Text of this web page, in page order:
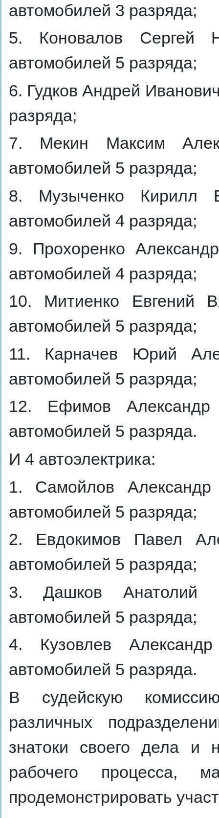
автомобилей 3 разряда;
5. Коновалов Сергей
автомобилей 5 разряда;
6. Гудков Андрей
разряда;
7. Мекин Максим
автомобилей 5 разряда;
8. Музыченко Кирилл
автомобилей 4 разряда;
9. Прохоренко
автомобилей 4 разряда;
10. Митиенко Евгений
автомобилей 5 разряда;
11. Карначев Юрий
автомобилей 5 разряда;
12. Ефимов Александр
автомобилей 5 разряда.
И 4 автоэлектрика:
1. Самойлов
автомобилей 5 разряда;
2. Евдокимов Павел
автомобилей 5 разряда;
3. Дашков Анатолий
автомобилей 5 разряда;
4. Кузовлев
автомобилей 5 разряда.
В судейскую
различных
знатоки своего дела и
рабочего процесса,
продемонстрировать